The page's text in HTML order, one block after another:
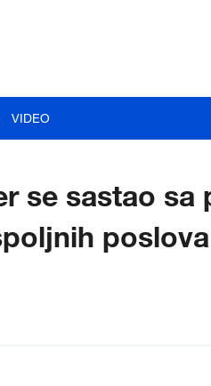
VIDEO
se sastao